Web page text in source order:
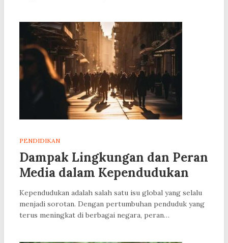
PENDIDIKAN
Dampak Lingkungan dan Peran
Media dalam Kependudukan
Kependudukan adalah salah satu isu global yang selalu
menjadi sorotan. Dengan pertumbuhan penduduk yang
terus meningkat di berbagai negara, peran…